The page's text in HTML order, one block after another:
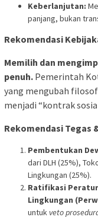
Keberlanjutan:
panjang, bukan
Rekomendasi
Memilih dan
penuh. Pemerintah
yang mengubah
menjadi “kontrak
Rekomendasi Tegas
Pembentukan
dari DLH (25%),
Lingkungan (25%).
Ratifikasi
Lingkungan
untuk veto